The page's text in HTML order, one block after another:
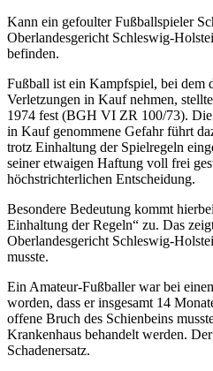
Kann ein gefoulter Fußballspieler
Oberlandesgericht Schleswig-
befinden.
Fußball ist ein Kampfspiel, bei dem
Verletzungen in Kauf nehmen,
1974 fest (BGH VI ZR 100/73). Die
in Kauf genommene Gefahr führt
trotz Einhaltung der Spielregeln
seiner etwaigen Haftung voll frei
höchstrichterlichen Entscheidung.
Besondere Bedeutung kommt
Einhaltung der Regeln“ zu. Das
Oberlandesgericht Schleswig-
musste.
Ein Amateur-Fußballer war bei
worden, dass er insgesamt 14
offene Bruch des Schienbeins
Krankenhaus behandelt werden.
Schadenersatz.